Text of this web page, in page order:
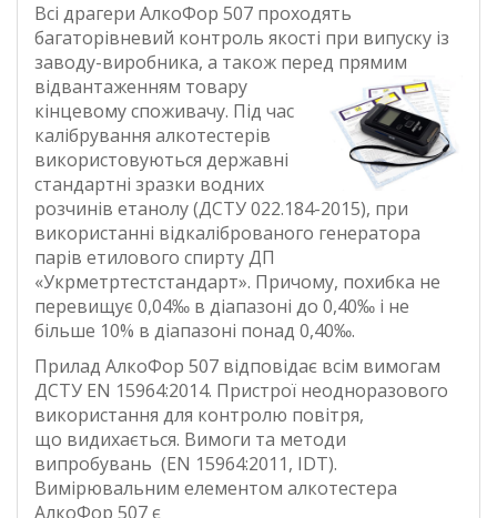
Всі драгери АлкоФор 507 проходять
багаторівневий контроль якості при випуску із
заводу-виробника, а також перед прямим
відвантаженням товару
кінцевому споживачу. Під час
калібрування алкотестерів
використовуються державні
стандартні зразки водних
розчинів етанолу (ДСТУ 022.184-2015), при
використанні відкаліброваного генератора
парів етилового спирту ДП
«Укрметртестстандарт». Причому, похибка не
перевищує 0,04‰ в діапазоні до 0,40‰ і не
більше 10% в діапазоні понад 0,40‰.
Прилад АлкоФор 507 відповідає всім вимогам
ДСТУ EN 15964:2014. Пристрої неодноразового
використання для контролю повітря,
що видихається. Вимоги та методи
випробувань (EN 15964:2011, IDT).
Вимірювальним елементом алкотестера
АлкоФор 507 є